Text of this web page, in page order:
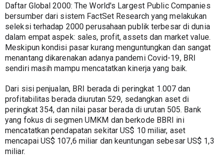
Daftar Global 2000: The World's Largest Public Companies
bersumber dari sistem FactSet Research yang melakukan
seleksi terhadap 2000 perusahaan publik terbesar di dunia
dalam empat aspek: sales, profit, assets dan market value.
Meskipun kondisi pasar kurang menguntungkan dan sangat
menantang dikarenakan adanya pandemi Covid-19, BRI
sendiri masih mampu mencatatkan kinerja yang baik.
Dari sisi penjualan, BRI berada di peringkat 1.007 dan
profitabilitas berada diurutan 529, sedangkan aset di
peringkat 354, dan nilai pasar berada di urutan 505. Bank
yang fokus di segmen UMKM dan berkode BBRI ini
mencatatkan pendapatan sekitar US$ 10 miliar, aset
mencapai US$ 107,6 miliar dan keuntungan sebesar US$ 1,3
miliar.